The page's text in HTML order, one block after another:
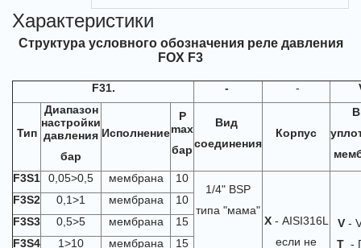
Характеристики
Структура условного обозначения реле давления
FOX F3
F31. - -
Тип
Диапазон
настройки
давления
бар
Исполнение
P
max
бар
Вид
соединения
Корпус
F3S1
0,05>0,5 мембрана
10
1/4" BSP
типа "мама"
Х- AISI316L
если не
V-
T -
F3S2 0,1>1 мембрана
10
F3S3
0,5>5 мембрана
15
F3S4
1>10 мембрана 15